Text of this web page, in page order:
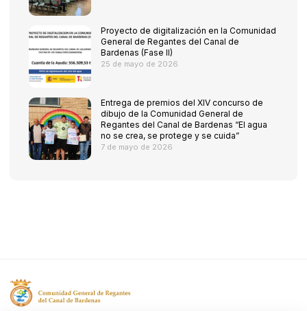
Proyecto de digitalización en la Comunidad
General de Regantes del Canal de
Bardenas (Fase II)
25 de mayo de 2026
Entrega de premios del XIV concurso de
dibujo de la Comunidad General de
Regantes del Canal de Bardenas “El agua
no se crea, se protege y se cuida”
7 de mayo de 2026